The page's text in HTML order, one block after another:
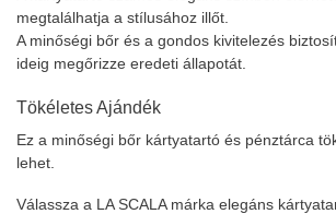
megtalálhatja a stílusához illőt.
A minőségi bőr és a gondos kivitelezés
ideig megőrizze eredeti állapotát.
Tökéletes Ajándék
Ez a minőségi bőr kártyatartó és pénztárca
lehet.
Válassza a LA SCALA márka elegáns